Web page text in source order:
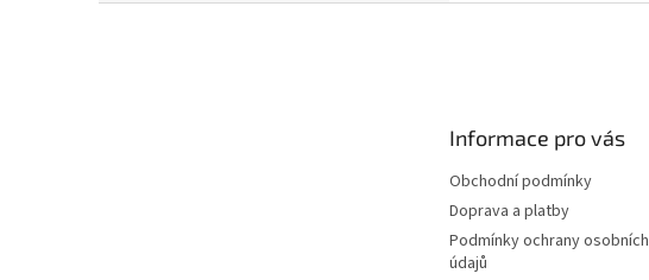
Informace pro vás
Obchodní podmínky
Doprava a platby
Podmínky ochrany osobních
údajů